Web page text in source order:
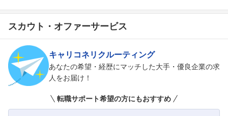
スカウト・オファーサービス
キャリコネリクルーティング
あなたの希望・経歴にマッチした大手・優良企業の求
人をお届け！
転職サポート希望の方にもおすすめ